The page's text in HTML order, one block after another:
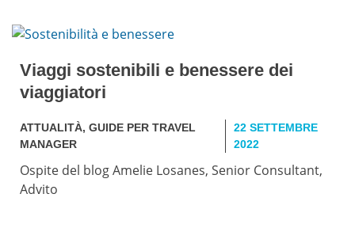
Viaggi sostenibili e benessere dei
viaggiatori
ATTUALITÀ, GUIDE PER TRAVEL
MANAGER
22 SETTEMBRE
2022
Ospite del blog Amelie Losanes, Senior Consultant,
Advito